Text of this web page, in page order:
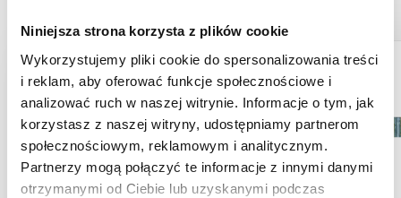
Niniejsza strona korzysta z plików cookie
Wykorzystujemy pliki cookie do spersonalizowania treści
i reklam, aby oferować funkcje społecznościowe i
analizować ruch w naszej witrynie. Informacje o tym, jak
korzystasz z naszej witryny, udostępniamy partnerom
społecznościowym, reklamowym i analitycznym.
Partnerzy mogą połączyć te informacje z innymi danymi
otrzymanymi od Ciebie lub uzyskanymi podczas
-3% -3%